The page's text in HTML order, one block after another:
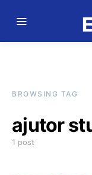
BROWSING TAG
ajutor
1 post